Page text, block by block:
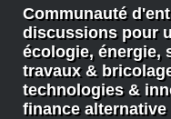
Communauté
discussions pour
écologie, énergie,
travaux &
technologies &
finance alternative